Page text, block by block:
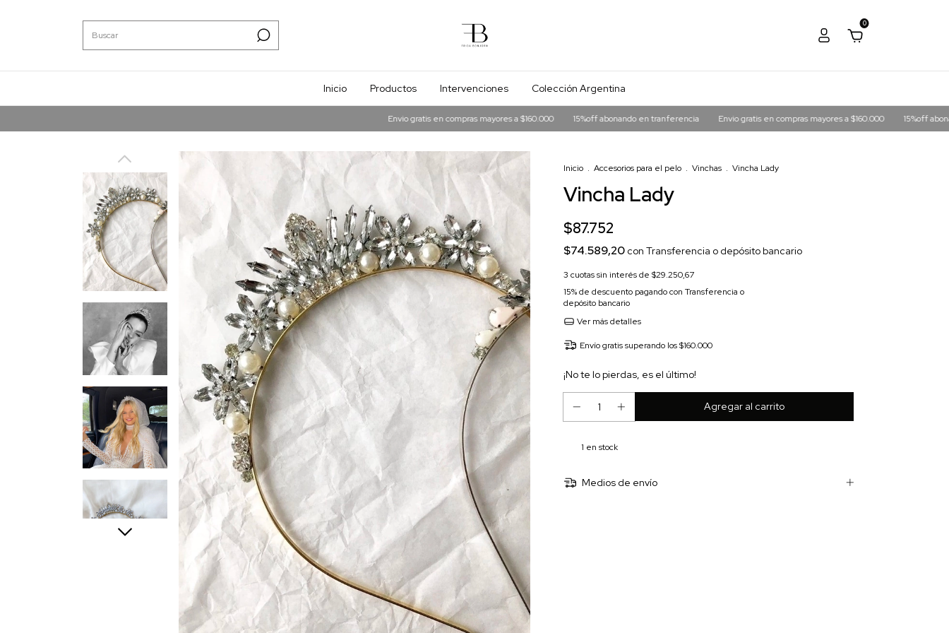
0
Inicio Productos Intervenciones Colección Argentina
Envio gratis en compras mayores a $160.000 15%off abonando en tranferencia Envio gratis en compras mayores a $160.000 15%off abonando en
Inicio . Accesorios para el pelo . Vinchas . Vincha Lady
Vincha Lady
$87.752
$74.589,20 con Transferencia o depósito bancario
3 cuotas sin interés de $29.250,67
15% de descuento pagando con Transferencia o
depósito bancario
Ver más detalles
Envío gratis superando los$160.000
¡No te lo pierdas, es el último!
1 en stock
Medios de envío